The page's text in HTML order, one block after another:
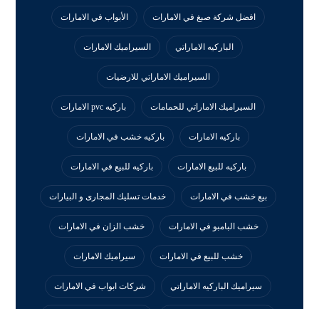
افضل شركة صبغ في الامارات الأبواب في الامارات
الباركيه الاماراتي السيراميك الامارات
السيراميك الاماراتي للارضيات
السيراميك الاماراتي للحمامات باركيه pvc الامارات
باركيه الامارات باركيه خشب في الامارات
باركيه للبيع الامارات باركيه للبيع في الامارات
بيع خشب في الامارات خدمات تسليك المجارى و البيارات
خشب البامبو في الامارات خشب الزان في الامارات
خشب للبيع في الامارات سيراميك الامارات
سيراميك الباركيه الاماراتي شركات ابواب في الامارات